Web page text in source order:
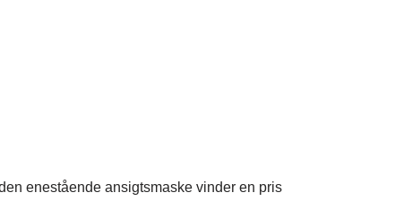
enestående ansigtsmaske vinder en pris